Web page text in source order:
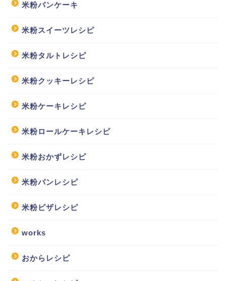
米粉パンケーキ
米粉スイーツレシピ
米粉タルトレシピ
米粉クッキーレシピ
米粉ケーキレシピ
米粉ロールケーキレシピ
米粉おかずレシピ
米粉パンレシピ
米粉ピザレシピ
works
おからレシピ